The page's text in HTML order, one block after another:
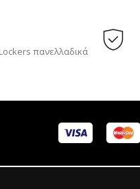
πανελλαδικά